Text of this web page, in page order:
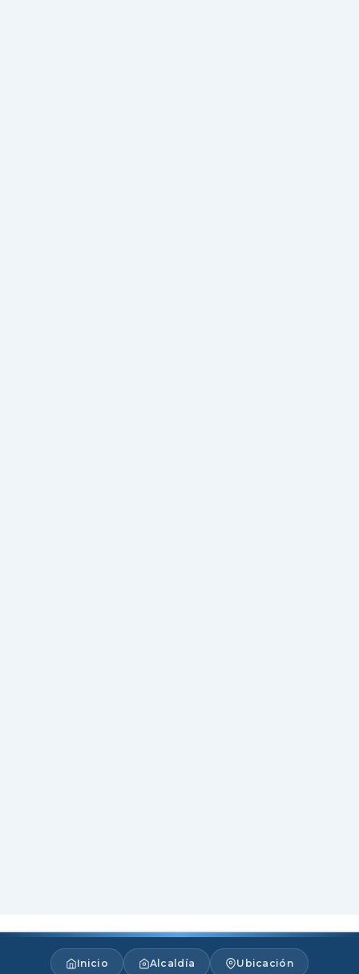
Inicio Alcaldía Ubicación